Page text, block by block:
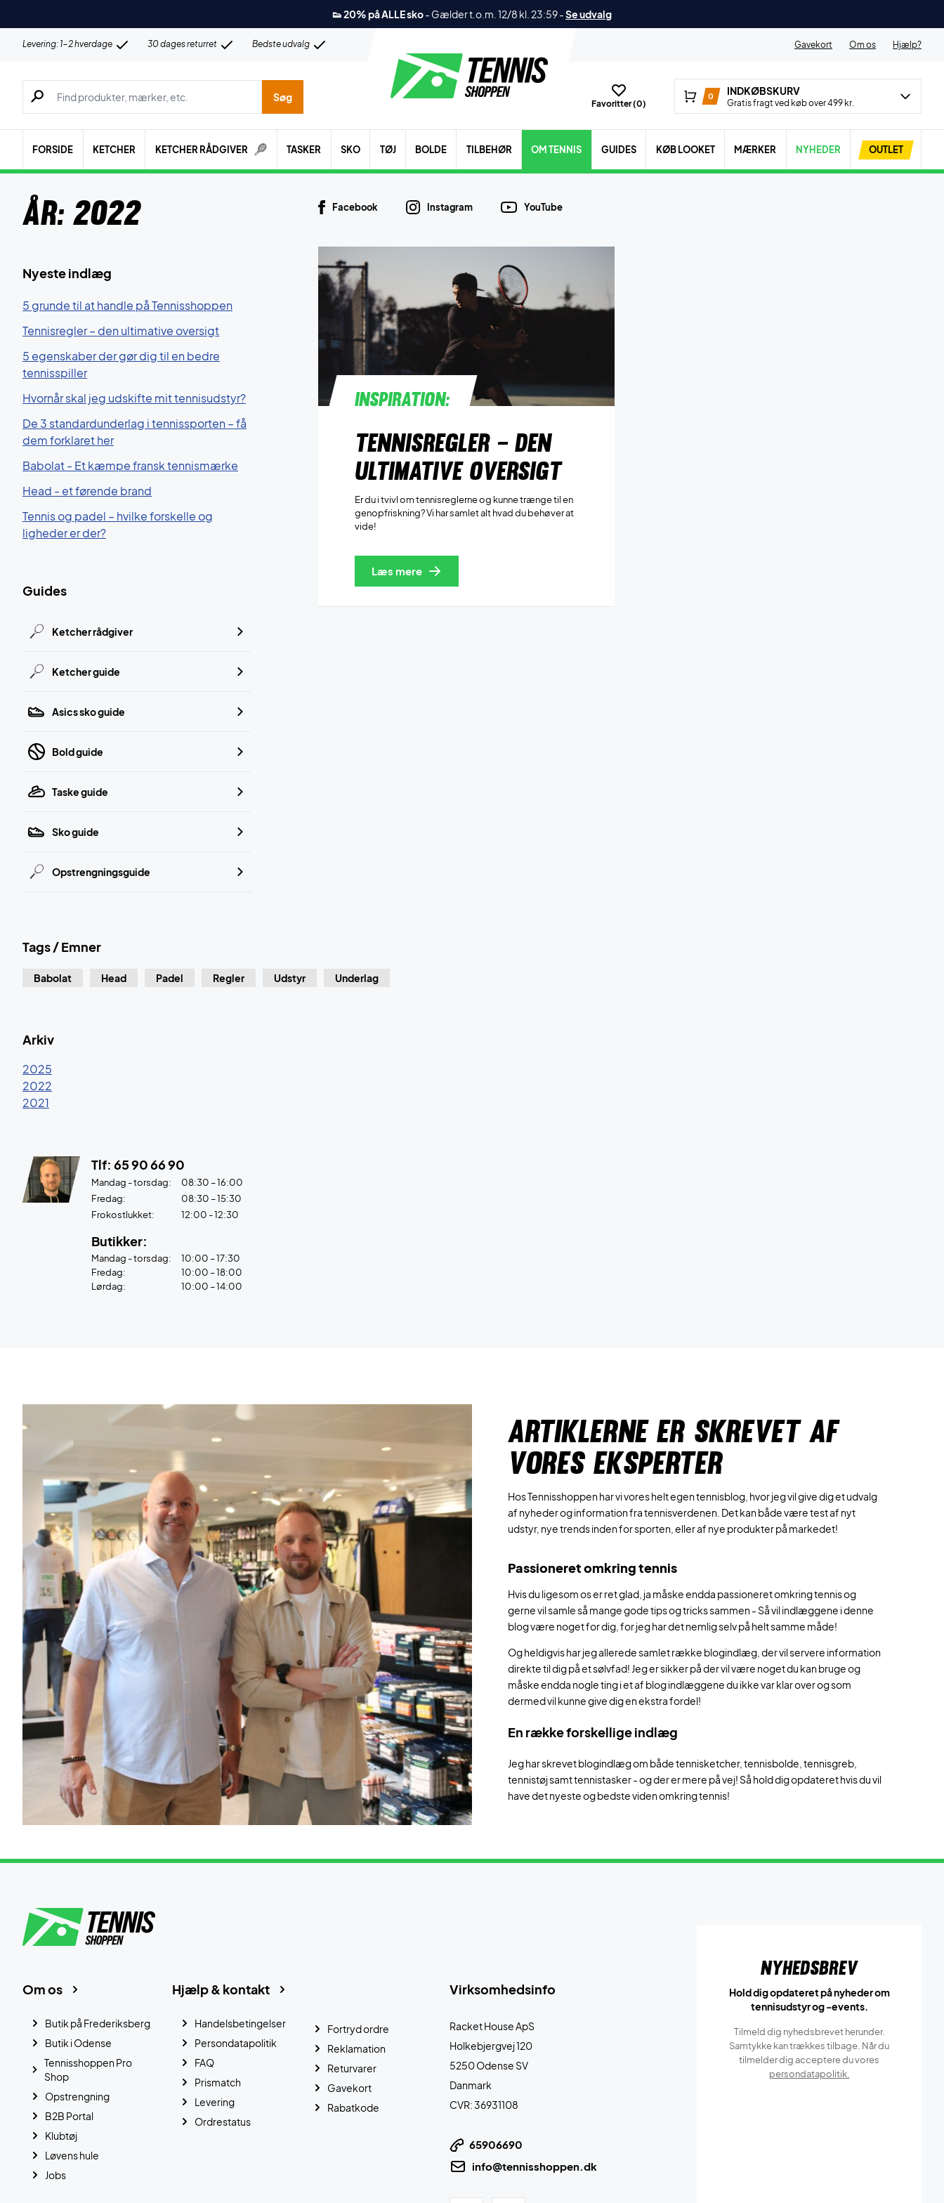
👟 20% på ALLE sko- Gælder t.o.m. 12/8 kl. 23:59-Se udvalg
Levering: 1-2 hverdage 30 dages returret Bedste udvalg Gavekort Om os Hjælp?
Søg efter produkter, mærker etc.
Søg
Favoritter (0)
0 INDKØBSKURV
Gratis fragt ved køb over 499 kr.
FORSIDE KETCHER KETCHER RÅDGIVER TASKER SKO TØJ BOLDE TILBEHØR OM TENNIS GUIDES KØB LOOKET MÆRKER NYHEDER OUTLET
År: 2022
Nyeste indlæg
5 grunde til at handle på Tennisshoppen
Tennisregler – den ultimative oversigt
5 egenskaber der gør dig til en bedre
tennisspiller
Hvornår skal jeg udskifte mit tennisudstyr?
De 3 standardunderlag i tennissporten – få
dem forklaret her
Babolat - Et kæmpe fransk tennismærke
Head - et førende brand
Tennis og padel – hvilke forskelle og
ligheder er der?
Guides
Ketcher rådgiver
Ketcher guide
Asics sko guide
Bold guide
Taske guide
Sko guide
Opstrengningsguide
Tags / Emner
Babolat Head Padel Regler Udstyr Underlag
Arkiv
2025
2022
2021
Tlf: 65 90 66 90
Mandag - torsdag:
08:30 – 16:00
Fredag:
08:30 – 15:30
Frokostlukket:
12:00 - 12:30
Butikker:
Mandag - torsdag:
10:00 – 17:30
Fredag:
10:00 – 18:00
Lørdag:
10:00 – 14:00
Facebook Instagram YouTube
Inspiration:
Tennisregler – den
ultimative oversigt
Er du i tvivl om tennisreglerne og kunne trænge til en
genopfriskning? Vi har samlet alt hvad du behøver at
vide!
Læs mere
ARTIKLERNE ER SKREVET AF
VORES EKSPERTER
Hos Tennisshoppen har vi vores helt egen tennisblog, hvor jeg vil give dig et udvalg
af nyheder og information fra tennisverdenen. Det kan både være test af nyt
udstyr, nye trends inden for sporten, eller af nye produkter på markedet!
Passioneret omkring tennis
Hvis du ligesom os er ret glad, ja måske endda passioneret omkring tennis og
gerne vil samle så mange gode tips og tricks sammen - Så vil indlæggene i denne
blog være noget for dig, for jeg har det nemlig selv på helt samme måde!
Og heldigvis har jeg allerede samlet række blogindlæg, der vil servere information
direkte til dig på et sølvfad! Jeg er sikker på der vil være noget du kan bruge og
måske endda nogle ting i et af blog indlæggene du ikke var klar over og som
dermed vil kunne give dig en ekstra fordel!
En række forskellige indlæg
Jeg har skrevet blogindlæg om både tennisketcher, tennisbolde, tennisgreb,
tennistøj samt tennistasker - og der er mere på vej! Så hold dig opdateret hvis du vil
have det nyeste og bedste viden omkring tennis!
Virksomhedsinfo
Racket House ApS
Holkebjergvej 120
5250 Odense SV
Danmark
CVR: 36931108
65906690
info@tennisshoppen.dk
Hjælp & kontakt
Handelsbetingelser
Persondatapolitik
FAQ
Prismatch
Levering
Ordrestatus
Fortryd ordre
Reklamation
Returvarer
Gavekort
Rabatkode
Om os
Butik på Frederiksberg
Butik i Odense
Tennisshoppen Pro
Shop
Opstrengning
B2B Portal
Klubtøj
Løvens hule
Jobs
Nyhedsbrev
Hold dig opdateret på nyheder om
tennisudstyr og -events.
Tilmeld dig nyhedsbrevet herunder.
Samtykke kan trækkes tilbage. Når du
tilmelder dig acceptere du vores
persondatapolitik.